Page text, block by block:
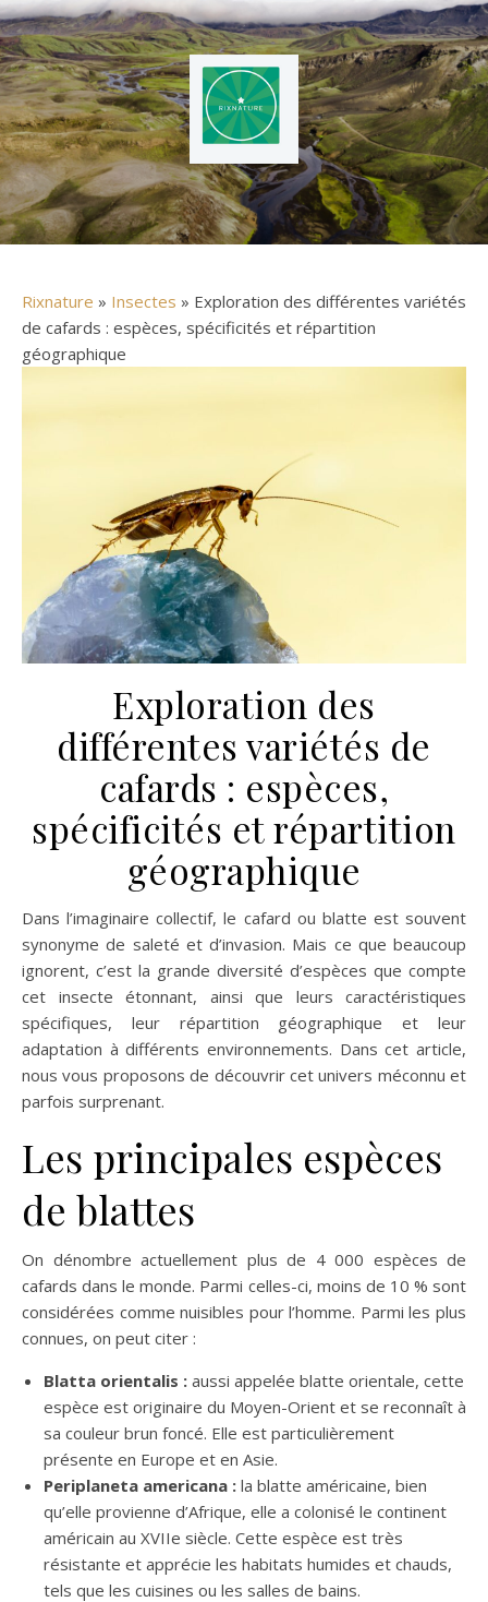
Rixnature » Insectes » Exploration des différentes variétés
de cafards : espèces, spécificités et répartition
géographique
Exploration des
différentes variétés de
cafards : espèces,
spécificités et répartition
géographique
Dans l’imaginaire collectif, le cafard ou blatte est souvent
synonyme de saleté et d’invasion. Mais ce que beaucoup
ignorent, c’est la grande diversité d’espèces que compte
cet insecte étonnant, ainsi que leurs caractéristiques
spécifiques, leur répartition géographique et leur
adaptation à différents environnements. Dans cet article,
nous vous proposons de découvrir cet univers méconnu et
parfois surprenant.
Les principales espèces
de blattes
On dénombre actuellement plus de 4 000 espèces de
cafards dans le monde. Parmi celles-ci, moins de 10 % sont
considérées comme nuisibles pour l’homme. Parmi les plus
connues, on peut citer :
Blatta orientalis : aussi appelée blatte orientale, cette
espèce est originaire du Moyen-Orient et se reconnaît à
sa couleur brun foncé. Elle est particulièrement
présente en Europe et en Asie.
Periplaneta americana : la blatte américaine, bien
qu’elle provienne d’Afrique, elle a colonisé le continent
américain au XVIIe siècle. Cette espèce est très
résistante et apprécie les habitats humides et chauds,
tels que les cuisines ou les salles de bains.